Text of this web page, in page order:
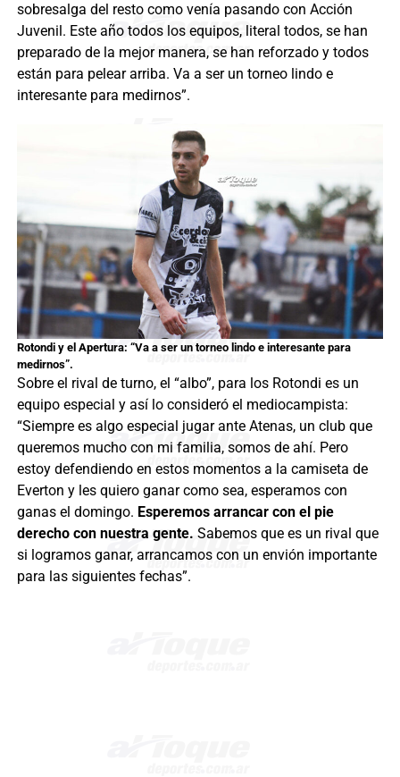
sobresalga del resto como venía pasando con Acción
Juvenil. Este año todos los equipos, literal todos, se han
preparado de la mejor manera, se han reforzado y todos
están para pelear arriba. Va a ser un torneo lindo e
interesante para medirnos”.
Rotondi y el Apertura: “Va a ser un torneo lindo e interesante para
medirnos”.
Sobre el rival de turno, el “albo”, para los Rotondi es un
equipo especial y así lo consideró el mediocampista:
“Siempre es algo especial jugar ante Atenas, un club que
queremos mucho con mi familia, somos de ahí. Pero
estoy defendiendo en estos momentos a la camiseta de
Everton y les quiero ganar como sea, esperamos con
ganas el domingo. Esperemos arrancar con el pie
derecho con nuestra gente. Sabemos que es un rival que
si logramos ganar, arrancamos con un envión importante
para las siguientes fechas”.